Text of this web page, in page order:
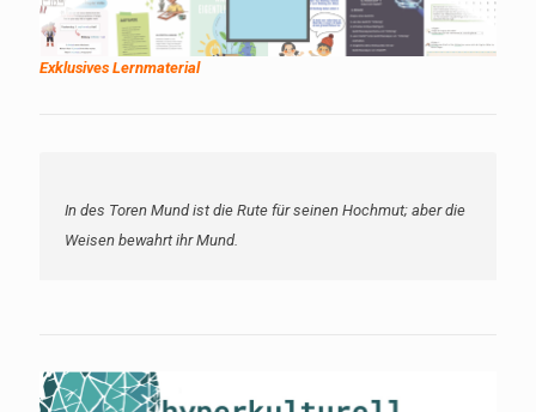
Exklusives Lernmaterial
In des Toren Mund ist die Rute für seinen Hochmut; aber die
Weisen bewahrt ihr Mund.